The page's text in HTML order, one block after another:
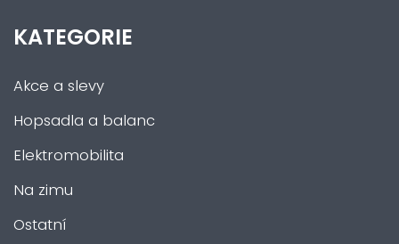
KATEGORIE
Akce a slevy
Hopsadla a balanc
Elektromobilita
Na zimu
Ostatní